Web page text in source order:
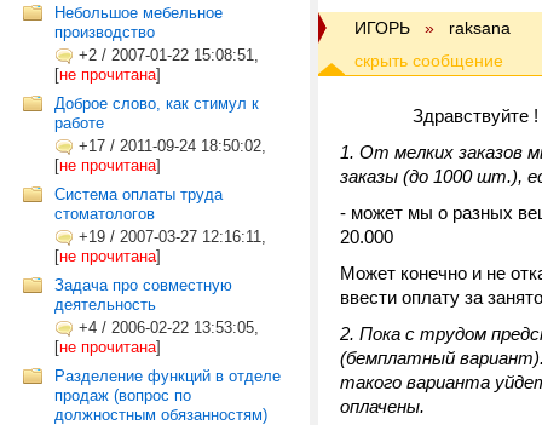
Небольшое мебельное
производство
+2 / 2007-01-22 15:08:51,
[не прочитана]
Доброе слово, как стимул к
работе
+17 / 2011-09-24 18:50:02,
[не прочитана]
Система оплаты труда
стоматологов
+19 / 2007-03-27 12:16:11,
[не прочитана]
Задача про совместную
деятельность
+4 / 2006-02-22 13:53:05,
[не прочитана]
Разделение функций в отделе
продаж (вопрос по
должностным обязанностям)
ИГОРЬ » raksana
Здравствуйте !
1. От мелких заказов
заказы (до 1000 шт.),
- может мы о разных
20.000
Может конечно и не
ввести оплату за
2. Пока с трудом
(бемплатный
такого варианта
оплачены.